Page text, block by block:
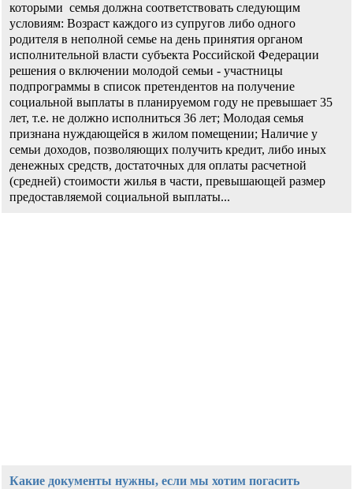
которыми семья должна соответствовать следующим
условиям: Возраст каждого из супругов либо одного
родителя в неполной семье на день принятия органом
исполнительной власти субъекта Российской Федерации
решения о включении молодой семьи - участницы
подпрограммы в список претендентов на получение
социальной выплаты в планируемом году не превышает 35
лет, т.е. не должно исполниться 36 лет; Молодая семья
признана нуждающейся в жилом помещении; Наличие у
семьи доходов, позволяющих получить кредит, либо иных
денежных средств, достаточных для оплаты расчетной
(средней) стоимости жилья в части, превышающей размер
предоставляемой социальной выплаты...
Какие документы нужны, если мы хотим погасить